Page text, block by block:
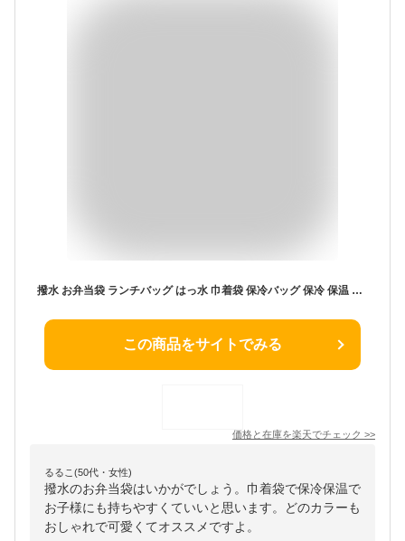
撥水 お弁当袋 ランチバッグ はっ水 巾着袋 保冷バッグ 保冷 保温 持ち手付き おしゃれ 通勤 通学 軽量 お弁当 幼稚園 保育園 小学生 中学生 高校生 シンプル 子ども キッズ 大人 レディース メンズ 学校 巾着 かわいい ペットボトル アルミシート dz177
この商品をサイトでみる
価格と在庫を楽天でチェック >>
るるこ(50代・女性)
撥水のお弁当袋はいかがでしょう。巾着袋で保冷保温で
お子様にも持ちやすくていいと思います。どのカラーも
おしゃれで可愛くてオススメですよ。